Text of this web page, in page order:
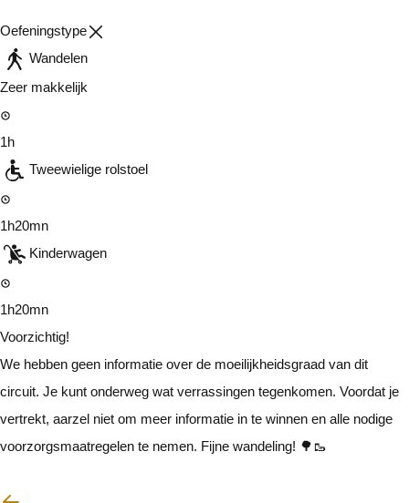
Oefeningstype
Wandelen
Zeer makkelijk
1h
Tweewielige rolstoel
1h20mn
Kinderwagen
1h20mn
Voorzichtig!
We hebben geen informatie over de moeilijkheidsgraad van dit
circuit. Je kunt onderweg wat verrassingen tegenkomen. Voordat je
vertrekt, aarzel niet om meer informatie in te winnen en alle nodige
voorzorgsmaatregelen te nemen. Fijne wandeling! 🌳🥾